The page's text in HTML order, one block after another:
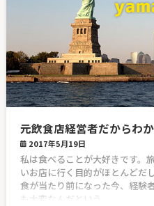
元飲食店経営者だからわか
2017年5月19日
私は食べることが大好きです。
いお店に行く目的がほとんどだ
食が当たり前になった今、経験
も大変なんだという